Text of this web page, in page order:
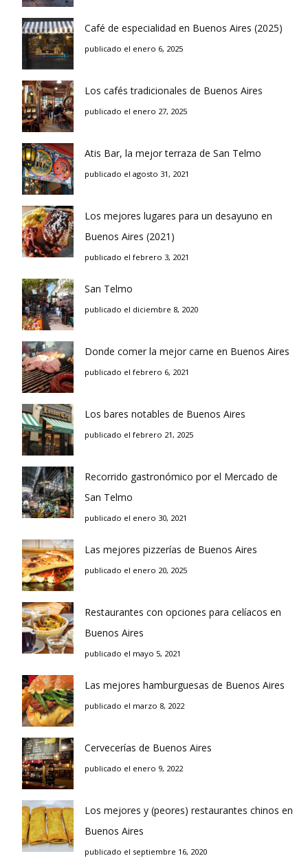
Café de especialidad en Buenos Aires (2025)
publicado el enero 6, 2025
Los cafés tradicionales de Buenos Aires
publicado el enero 27, 2025
Atis Bar, la mejor terraza de San Telmo
publicado el agosto 31, 2021
Los mejores lugares para un desayuno en
Buenos Aires (2021)
publicado el febrero 3, 2021
San Telmo
publicado el diciembre 8, 2020
Donde comer la mejor carne en Buenos Aires
publicado el febrero 6, 2021
Los bares notables de Buenos Aires
publicado el febrero 21, 2025
Recorrido gastronómico por el Mercado de
San Telmo
publicado el enero 30, 2021
Las mejores pizzerías de Buenos Aires
publicado el enero 20, 2025
Restaurantes con opciones para celíacos en
Buenos Aires
publicado el mayo 5, 2021
Las mejores hamburguesas de Buenos Aires
publicado el marzo 8, 2022
Cervecerías de Buenos Aires
publicado el enero 9, 2022
Los mejores y (peores) restaurantes chinos en
Buenos Aires
publicado el septiembre 16, 2020